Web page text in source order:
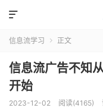

信息流学习  正文
信息流广告不知
开始
2023-12-02 阅读(4165)